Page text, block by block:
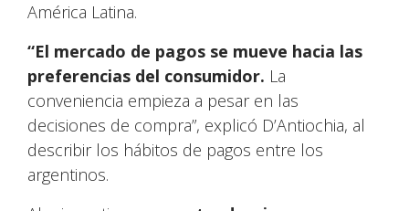
América Latina.
“El mercado de pagos se mueve hacia las
preferencias del consumidor. La
conveniencia empieza a pesar en las
decisiones de compra”, explicó D’Antiochia, al
describir los hábitos de pagos entre los
argentinos.